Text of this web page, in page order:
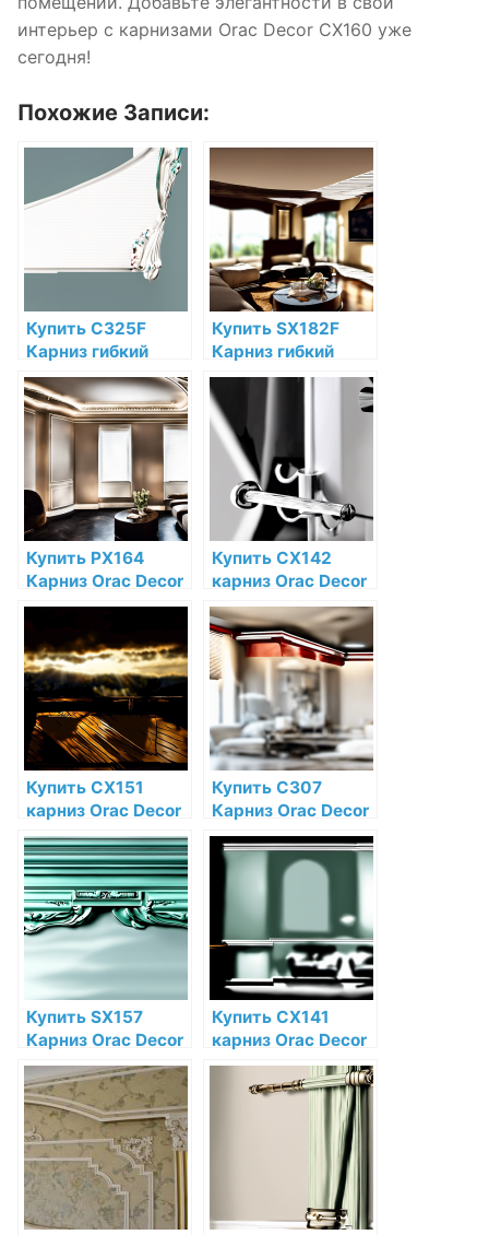
интерьер с карнизами Orac Decor CX160 уже
сегодня!
Похожие Записи:
Купить C325F
Карниз гибкий
Orac Decor
Полиуретан Orac
Decor по низкой
цене в интернет-
магазине
Купить SX182F
Карниз гибкий
Orac Decor
Дюрополимер
Orac Decor по
низкой цене в
интернет-
магазине
Купить PX164
Карниз Orac Decor
Дюрополимер
низкой цене в
интернет-
магазине
Купить CX142
карниз Orac Decor
Дюрополимер по
низкой цене в
интернет-
магазине
Купить CX151
карниз Orac Decor
Дюрополимер по
низкой цене в
интернет-
магазине
Купить C307
Карниз Orac Decor
Полиуретан Orac
Decor по низкой
цене в интернет-
Купить SX157
Карниз Orac Decor
Дюрополимер
Orac Decor по
низкой цене в
интернет-
магазине
Купить CX141
карниз Orac Decor
Дюрополимер
Orac Decor по